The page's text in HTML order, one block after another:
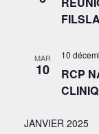
MAR
10
10
RCP
JANVIER 2025